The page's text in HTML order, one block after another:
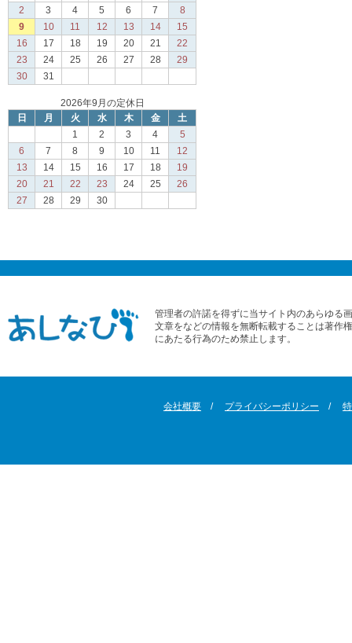
2
3 4 5 6 7
8
9
10 11 12 13 14
15
16
17 18 19 20 21
22
23
24 25 26 27 28
29
30
31
2026年9月の定休日
日
月 火 水 木 金
土
1
2 3 4
5
6
7 8 9 10 11
12
13
14 15 16 17 18
19
20
21 22 23 24 25
26
27
28 29 30
管理者の許諾を得ずに当サイト内のあらゆる
文章をなどの情報を無断転載することは著作
にあたる行為のため禁止します。
会社概要 プライバシーポリシー